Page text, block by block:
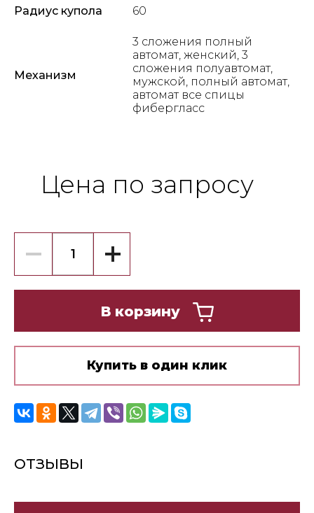
Радиус купола 60
Механизм
3 сложения полный
автомат, женский, 3
сложения полуавтомат,
мужской, полный автомат,
автомат все спицы
фибергласс
Цена по запросу
В корзину
Купить в один клик
ОТЗЫВЫ